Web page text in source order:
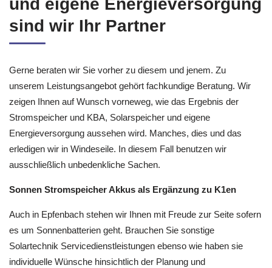
und eigene Energieversorgung
sind wir Ihr Partner
Gerne beraten wir Sie vorher zu diesem und jenem. Zu
unserem Leistungsangebot gehört fachkundige Beratung. Wir
zeigen Ihnen auf Wunsch vorneweg, wie das Ergebnis der
Stromspeicher und KBA, Solarspeicher und eigene
Energieversorgung aussehen wird. Manches, dies und das
erledigen wir in Windeseile. In diesem Fall benutzen wir
ausschließlich unbedenkliche Sachen.
Sonnen Stromspeicher Akkus als Ergänzung zu K1en
Auch in Epfenbach stehen wir Ihnen mit Freude zur Seite sofern
es um Sonnenbatterien geht. Brauchen Sie sonstige
Solartechnik Servicedienstleistungen ebenso wie haben sie
individuelle Wünsche hinsichtlich der Planung und